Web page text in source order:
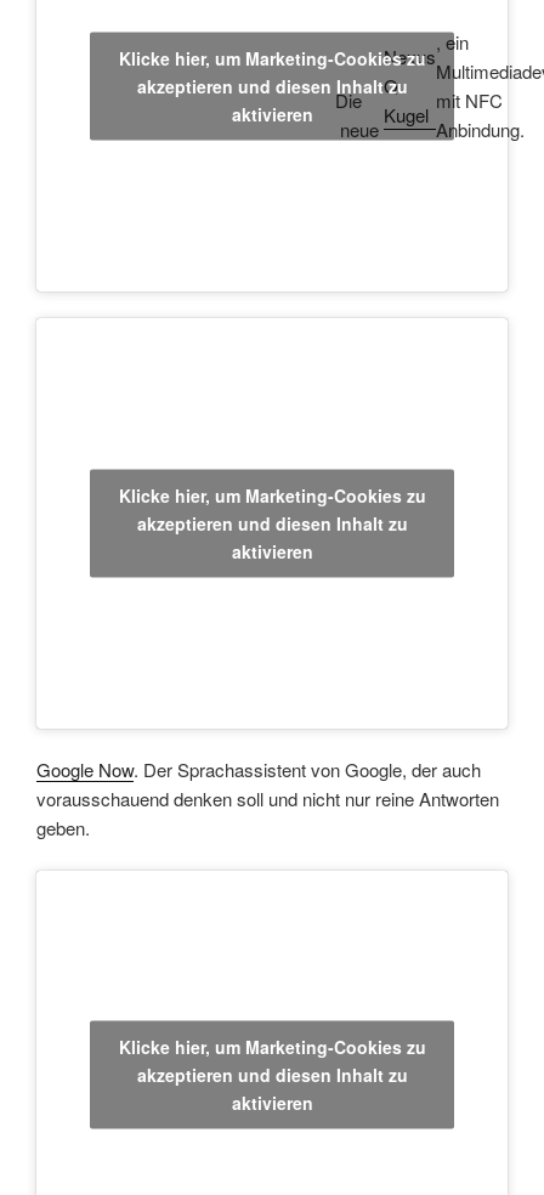
Die
neue
Nexus
Q
Kugel
, ein
mit NFC
Anbindung.
Klicke hier, um Marketing-Cookies zu
akzeptieren und diesen Inhalt zu
aktivieren
Klicke hier, um Marketing-Cookies zu
akzeptieren und diesen Inhalt zu
aktivieren
Google Now. Der Sprachassistent von Google, der auch
vorausschauend denken soll und nicht nur reine Antworten
geben.
Klicke hier, um Marketing-Cookies zu
akzeptieren und diesen Inhalt zu
aktivieren